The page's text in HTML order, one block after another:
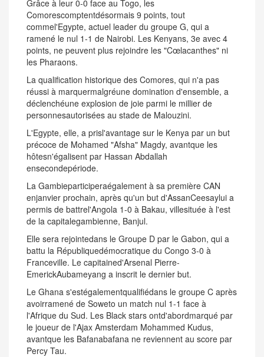
Grâce à leur 0-0 face au Togo, les
Comorescomptentdésormais 9 points, tout
commel'Egypte, actuel leader du groupe G, qui a
ramené le nul 1-1 de Nairobi. Les Kenyans, 3e avec 4
points, ne peuvent plus rejoindre les "Cœlacanthes" ni
les Pharaons.
La qualification historique des Comores, qui n'a pas
réussi à marquermalgréune domination d'ensemble, a
déclenchéune explosion de joie parmi le millier de
personnesautorisées au stade de Malouzini.
L'Egypte, elle, a prisl'avantage sur le Kenya par un but
précoce de Mohamed "Afsha" Magdy, avantque les
hôtesn'égalisent par Hassan Abdallah
ensecondepériode.
La Gambieparticiperaégalement à sa première CAN
enjanvier prochain, après qu'un but d'AssanCeesaylui a
permis de battrel'Angola 1-0 à Bakau, villesituée à l'est
de la capitalegambienne, Banjul.
Elle sera rejointedans le Groupe D par le Gabon, qui a
battu la Républiquedémocratique du Congo 3-0 à
Franceville. Le capitained'Arsenal Pierre-
EmerickAubameyang a inscrit le dernier but.
Le Ghana s'estégalementqualifiédans le groupe C après
avoirramené de Soweto un match nul 1-1 face à
l'Afrique du Sud. Les Black stars ontd'abordmarqué par
le joueur de l'Ajax Amsterdam Mohammed Kudus,
avantque les Bafanabafana ne reviennent au score par
Percy Tau.